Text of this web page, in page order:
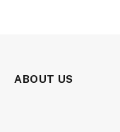
ABOUT US